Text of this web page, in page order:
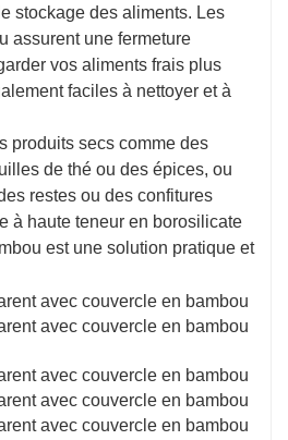
stockage des aliments. Les
assurent une fermeture
vos aliments frais plus
faciles à nettoyer et à
produits secs comme des
de thé ou des épices, ou
restes ou des confitures
à haute teneur en borosilicate
est une solution pratique et